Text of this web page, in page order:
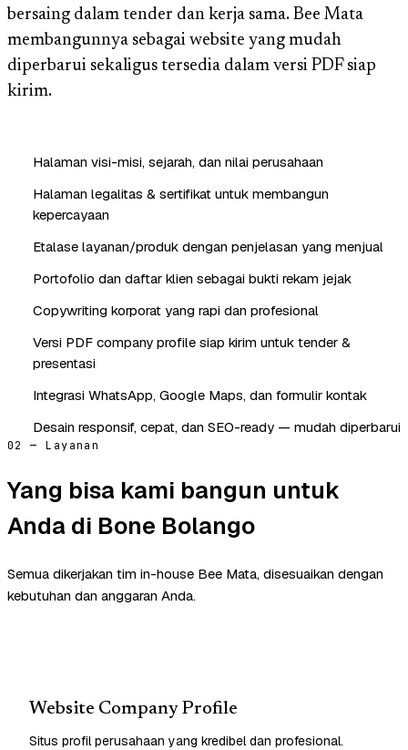
bersaing dalam tender dan kerja sama. Bee Mata
membangunnya sebagai website yang mudah
diperbarui sekaligus tersedia dalam versi PDF siap
kirim.
Halaman visi-misi, sejarah, dan nilai perusahaan
Halaman legalitas & sertifikat untuk membangun
kepercayaan
Etalase layanan/produk dengan penjelasan yang menjual
Portofolio dan daftar klien sebagai bukti rekam jejak
Copywriting korporat yang rapi dan profesional
Versi PDF company profile siap kirim untuk tender &
presentasi
Integrasi WhatsApp, Google Maps, dan formulir kontak
Desain responsif, cepat, dan SEO-ready — mudah diperbarui
02 — Layanan
Yang bisa kami bangun untuk
Anda di Bone Bolango
Semua dikerjakan tim in-house Bee Mata, disesuaikan dengan
kebutuhan dan anggaran Anda.
Website Company Profile
Situs profil perusahaan yang kredibel dan profesional.